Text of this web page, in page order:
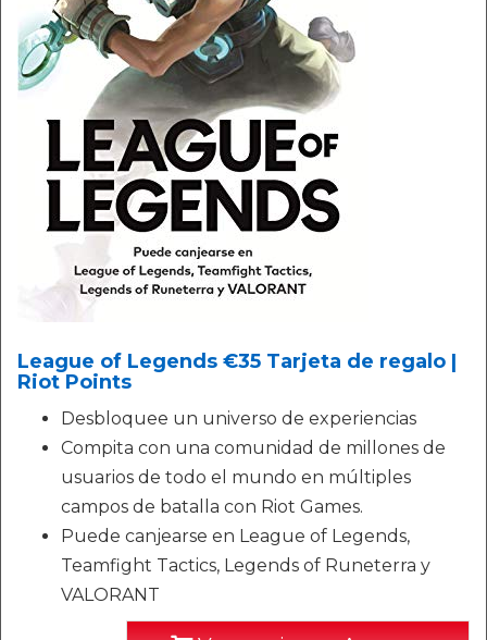
League of Legends €35 Tarjeta de regalo |
Riot Points
Desbloquee un universo de experiencias
Compita con una comunidad de millones de
usuarios de todo el mundo en múltiples
campos de batalla con Riot Games.
Puede canjearse en League of Legends,
Teamfight Tactics, Legends of Runeterra y
VALORANT